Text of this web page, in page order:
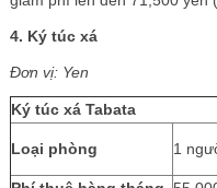
4. Ký túc xá
Đơn vị: Yen
Ký túc xá Tabata
Loại phòng 1